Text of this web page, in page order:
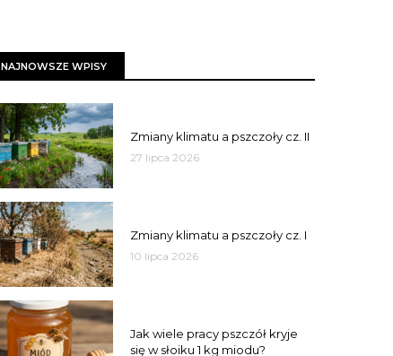
NAJNOWSZE WPISY
Zmiany klimatu a pszczoły cz. II
27 lipca 2026
Zmiany klimatu a pszczoły cz. I
10 lipca 2026
Jak wiele pracy pszczół kryje
się w słoiku 1 kg miodu?